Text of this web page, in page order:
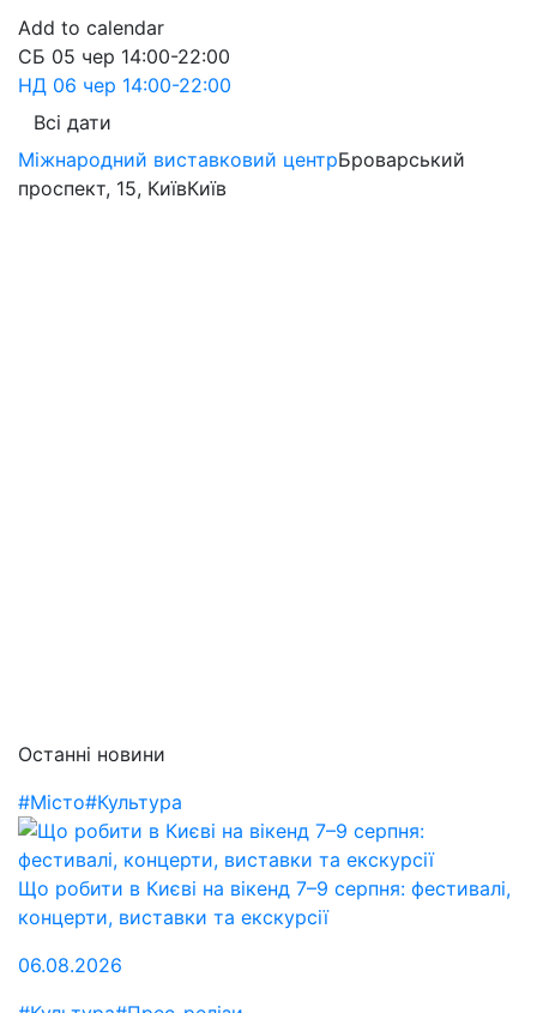
Add to calendar
СБ 05 чер 14:00-22:00
НД 06 чер 14:00-22:00
Всі дати
Міжнародний виставковий центрБроварський
проспект, 15, КиївКиїв
Останні новини
#Місто#Культура
Що робити в Києві на вікенд 7–9 серпня: фестивалі,
концерти, виставки та екскурсії
06.08.2026